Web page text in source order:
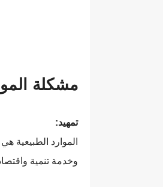
مشكلة
تمهيد:
الموارد الطبيعية
وخدمة تنمية